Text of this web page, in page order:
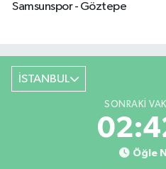
Samsunspor - Göztepe
İSTANBUL
SONRAKI
Öğle